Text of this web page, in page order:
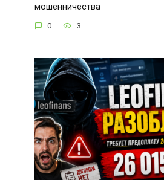
мошенничества
0 3